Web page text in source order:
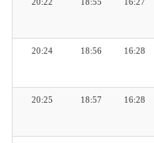
16:28
18:56
20:24
16:28
18:57
20:25